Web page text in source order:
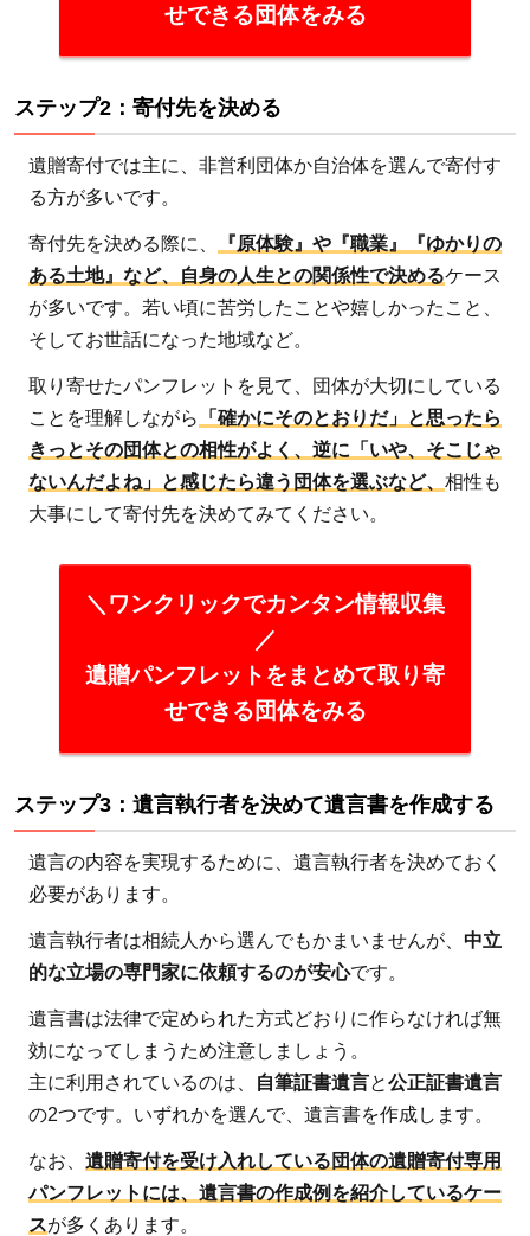
せできる団体をみる
ステップ2：寄付先を決める
遺贈寄付では主に、非営利団体か自治体を選んで寄付す
る方が多いです。
寄付先を決める際に、
『原体験』や『職業』『ゆかりの
ある土地』など、自身の人生との関係性で決めるケース
が多いです。若い頃に苦労したことや嬉しかったこと、
そしてお世話になった地域など。
取り寄せたパンフレットを見て、団体が大切にしている
ことを理解しながら
「確かにそのとおりだ」と思ったら
きっとその団体との相性がよく、逆に「いや、そこじゃ
ないんだよね」と感じたら違う団体を選ぶなど、 相性も
大事にして寄付先を決めてみてください。
＼ワンクリックでカンタン情報収集
／
遺贈パンフレットをまとめて取り寄
せできる団体をみる
ステップ3：遺言執行者を決めて遺言書を作成する
遺言の内容を実現するために、遺言執行者を決めておく
必要があります。
遺言執行者は相続人から選んでもかまいませんが、 中立
的な立場の専門家に依頼するのが安心です。
遺言書は法律で定められた方式どおりに作らなければ無
効になってしまうため注意しましょう。
主に利用されているのは、
自筆証書遺言と公正証書遺言
の2つです。いずれかを選んで、遺言書を作成します。
なお、 遺贈寄付を受け入れしている団体の遺贈寄付専用
パンフレットには、遺言書の作成例を紹介しているケー
スが多くあります。